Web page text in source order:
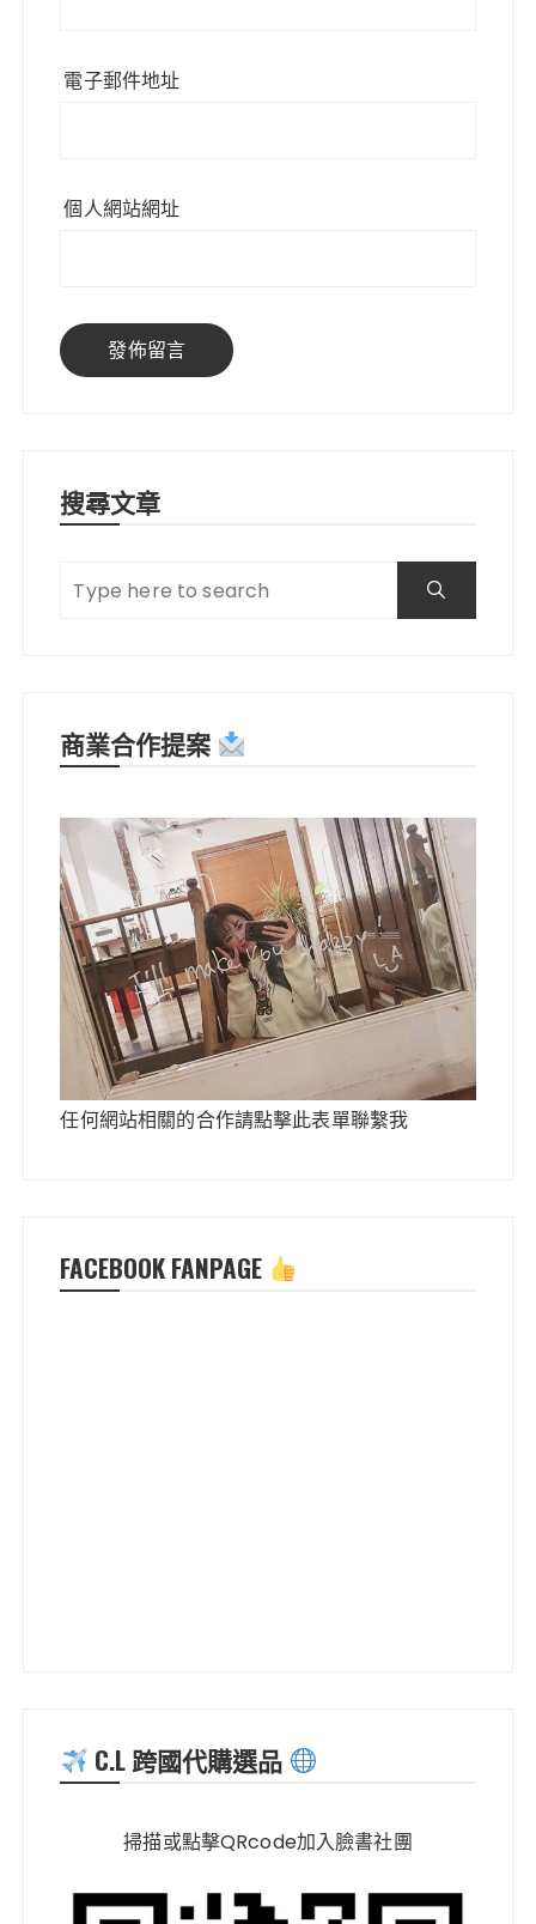
電子郵件地址
個人網站網址
搜尋文章
商業合作提案
任何網站相關的合作請點擊此表單聯繫我
FACEBOOK FANPAGE
C.L 跨國代購選品
掃描或點擊QRcode加入臉書社團